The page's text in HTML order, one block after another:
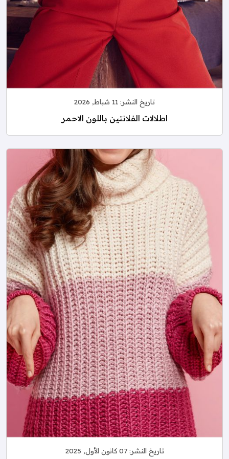
تاريخ النشر: 11 شباط, 2026
اطلالات الفلانتين باللون الاحمر
تاريخ النشر:07 كانون الأول, 2025